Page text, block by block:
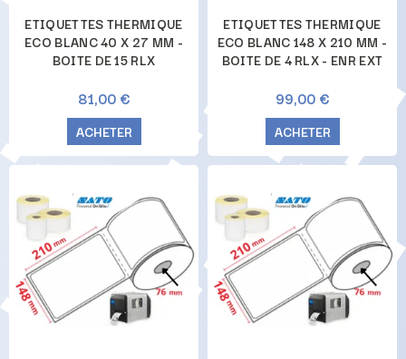
ETIQUETTES THERMIQUE
ECO BLANC 40 X 27 MM -
BOITE DE 15 RLX
81,00 €
ACHETER
ETIQUETTES THERMIQUE
ECO BLANC 148 X 210 MM -
BOITE DE 4 RLX - ENR EXT
99,00 €
ACHETER